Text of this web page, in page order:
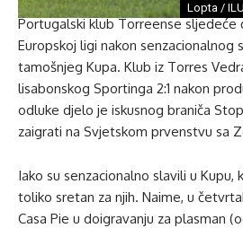
Lopta /
Portugalski klub Torreense sljedeće
Europskoj ligi nakon senzacionalnog
tamošnjeg Kupa. Klub iz Torres
lisabonskog Sportinga 2:1 nakon
odluke djelo je iskusnog braniča
zaigrati na Svjetskom prvenstvu sa
Iako su senzacionalno slavili u Kupu,
toliko sretan za njih. Naime, u
Casa Pie u doigravanju za plasman